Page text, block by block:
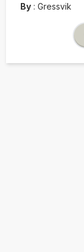
By : Gressvik